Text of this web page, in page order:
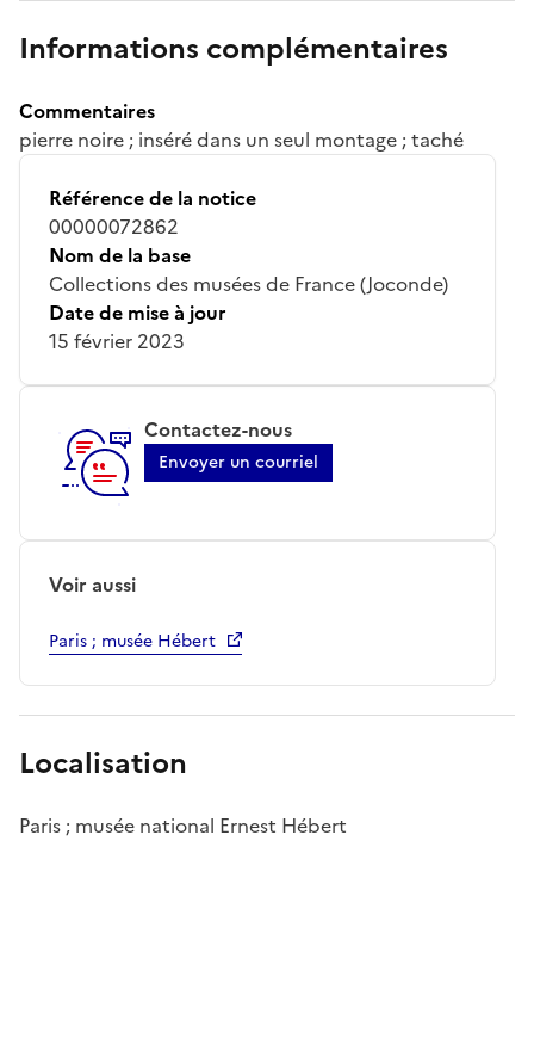
Informations complémentaires
Commentaires
pierre noire ; inséré dans un seul montage ; taché
Référence de la notice
00000072862
Nom de la base
Collections des musées de France (Joconde)
Date de mise à jour
15 février 2023
Contactez-nous
Envoyer un courriel
Voir aussi
Paris ; musée Hébert
Localisation
Paris ; musée national Ernest Hébert